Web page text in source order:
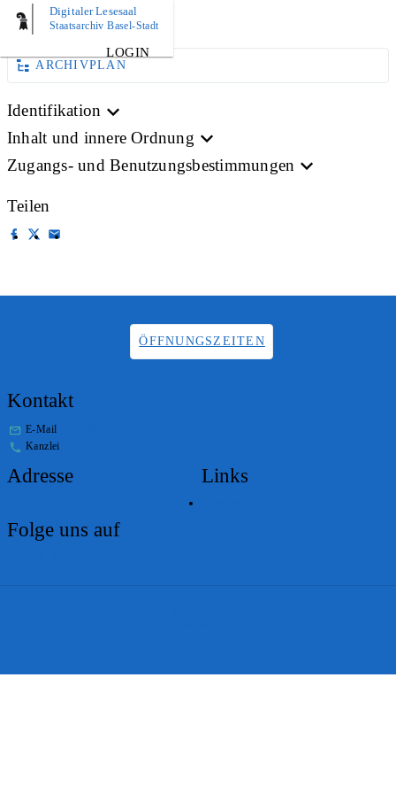
Digitaler Lesesaal
Staatsarchiv Basel-Stadt
LOGIN
BILD
ARCHIVPLAN
Identifikation
Inhalt und innere Ordnung
Zugangs- und Benutzungsbestimmungen
Teilen
ÖFFNUNGSZEITEN
Kontakt
E-Mail
Kanzlei
Adresse Links
Folge uns auf